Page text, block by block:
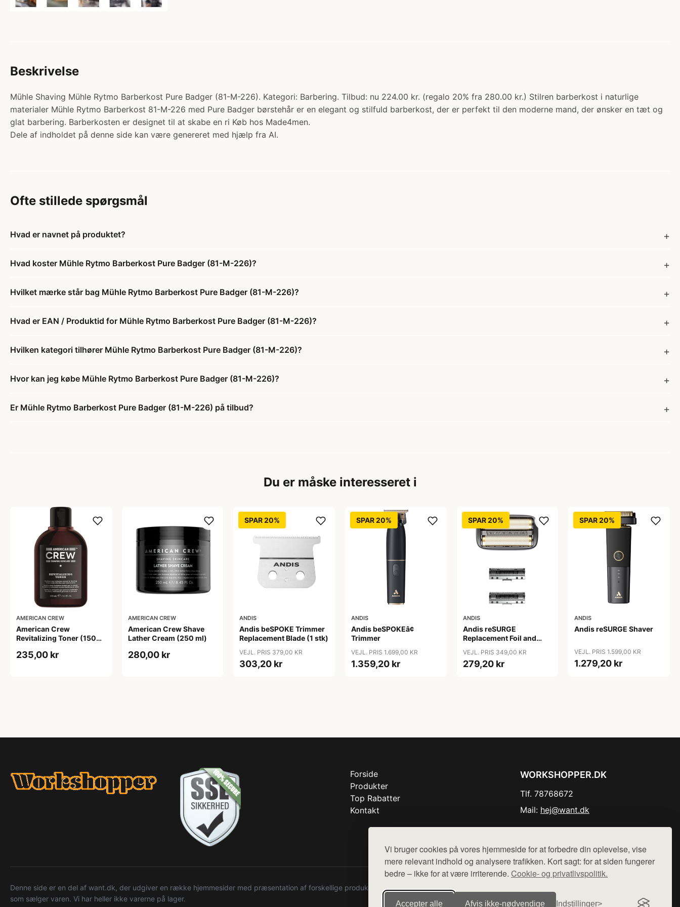
Vi bruger cookies på vores hjemmeside for at forbedre din oplevelse, vise
mere relevant indhold og analysere trafikken. Kort sagt: for at siden fungerer
bedre – ikke for at være irriterende. Cookie- og privatlivspolitik.
Accepter alle Afvis ikke‑nødvendige Indstillinger
Beskrivelse
Mühle Shaving Mühle Rytmo Barberkost Pure Badger (81-M-226). Kategori: Barbering. Tilbud: nu 224.00 kr. (regalo 20% fra 280.00 kr.) Stilren barberkost i naturlige
materialer Mühle Rytmo Barberkost 81-M-226 med Pure Badger børstehår er en elegant og stilfuld barberkost, der er perfekt til den moderne mand, der ønsker en tæt og
glat barbering. Barberkosten er designet til at skabe en ri Køb hos Made4men.
Dele af indholdet på denne side kan være genereret med hjælp fra AI.
Ofte stillede spørgsmål
Hvad er navnet på produktet?
Hvad koster Mühle Rytmo Barberkost Pure Badger (81-M-226)?
Hvilket mærke står bag Mühle Rytmo Barberkost Pure Badger (81-M-226)?
Hvad er EAN / Produktid for Mühle Rytmo Barberkost Pure Badger (81-M-226)?
Hvilken kategori tilhører Mühle Rytmo Barberkost Pure Badger (81-M-226)?
Hvor kan jeg købe Mühle Rytmo Barberkost Pure Badger (81-M-226)?
Er Mühle Rytmo Barberkost Pure Badger (81-M-226) på tilbud?
Du er måske interesseret i
AMERICAN CREW
American Crew
Revitalizing Toner (150
235,00 kr
AMERICAN CREW
American Crew Shave
Lather Cream (250 ml)
280,00 kr
SPAR 20%
ANDIS
Andis beSPOKE Trimmer
Replacement Blade (1 stk)
VEJL. PRIS 379,00 KR
303,20 kr
SPAR 20%
ANDIS
Andis beSPOKEâ¢
Trimmer
VEJL. PRIS 1.699,00 KR
1.359,20 kr
SPAR 20%
ANDIS
Andis reSURGE
Replacement Foil and
VEJL. PRIS 349,00 KR
279,20 kr
SPAR 20%
ANDIS
Andis reSURGE Shaver
VEJL. PRIS 1.599,00 KR
1.279,20 kr
Forside
Produkter
Top Rabatter
Kontakt
WORKSHOPPER.DK
Tlf. 78768672
Mail: hej@want.dk
Denne side er en del af want.dk, der udgiver en række hjemmesider med præsentation af forskellige produkter fra diverse webshops. Der sælges ikke varer fra denne side - vi henviser til de shops,
som sælger varen. Vi har heller ikke varerne på lager.